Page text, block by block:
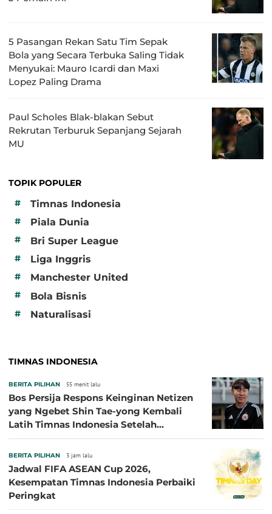
5 Pasangan Rekan Satu Tim Sepak
Bola yang Secara Terbuka Saling Tidak
Menyukai: Mauro Icardi dan Maxi
Lopez Paling Drama
Paul Scholes Blak-blakan Sebut
Rekrutan Terburuk Sepanjang Sejarah
MU
TOPIK POPULER
#
Timnas Indonesia
# Piala Dunia
# Bri Super League
# Liga Inggris
# Manchester United
# Bola Bisnis
# Naturalisasi
TIMNAS INDONESIA
BERITA PILIHAN 55 menit lalu
Bos Persija Respons Keinginan Netizen
yang Ngebet Shin Tae-yong Kembali
Latih Timnas Indonesia Setelah
BERITA PILIHAN 3 jam lalu
Jadwal FIFA ASEAN Cup 2026,
Kesempatan Timnas Indonesia Perbaiki
Peringkat